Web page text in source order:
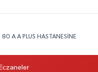
A A PLUS HASTANESİNE